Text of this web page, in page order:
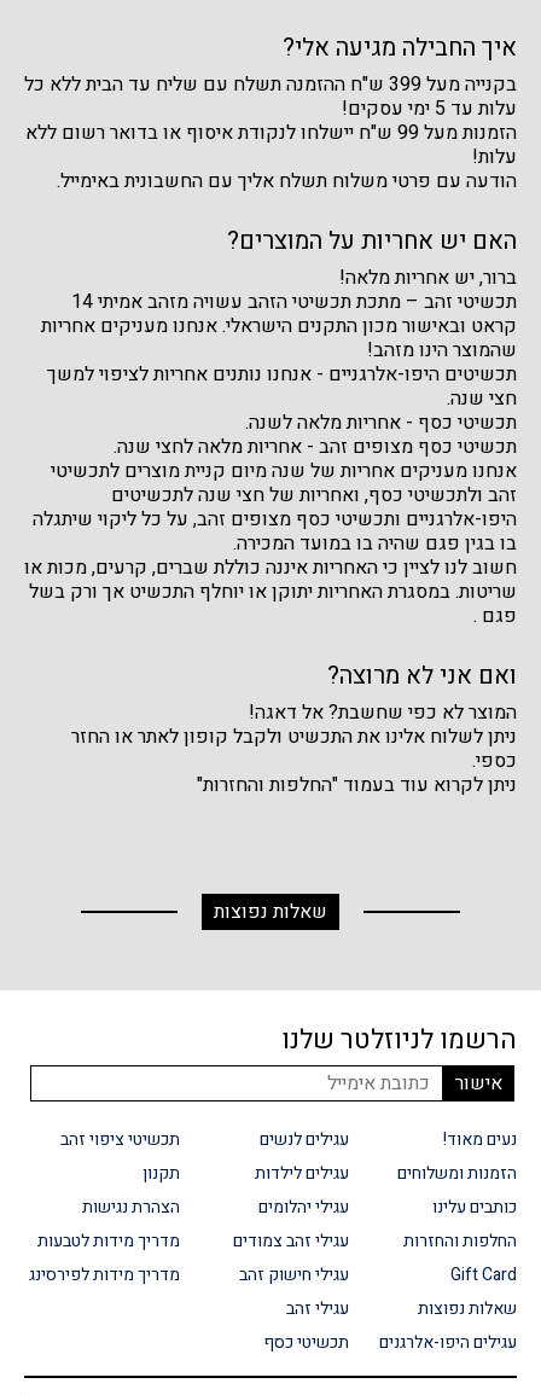
איך החבילה מגיעה אלי?
בקנייה מעל 399 ש"ח ההזמנה תשלח עם שליח עד הבית ללא כל
עלות עד 5 ימי עסקים!
הזמנות מעל 99 ש"ח יישלחו לנקודת איסוף או בדואר רשום ללא
עלות!
הודעה עם פרטי משלוח תשלח אליך עם החשבונית באימייל.
האם יש אחריות על המוצרים?
ברור, יש אחריות מלאה!
תכשיטי זהב – מתכת תכשיטי הזהב עשויה מזהב אמיתי 14
קראט ובאישור מכון התקנים הישראלי. אנחנו מעניקים אחריות
שהמוצר הינו מזהב!
תכשיטים היפו-אלרגניים - אנחנו נותנים אחריות לציפוי למשך
חצי שנה.
תכשיטי כסף - אחריות מלאה לשנה.
תכשיטי כסף מצופים זהב - אחריות מלאה לחצי שנה.
אנחנו מעניקים אחריות של שנה מיום קניית מוצרים לתכשיטי
זהב ולתכשיטי כסף, ואחריות של חצי שנה לתכשיטים
היפו-אלרגניים ותכשיטי כסף מצופים זהב, על כל ליקוי שיתגלה
בו בגין פגם שהיה בו במועד המכירה.
חשוב לנו לציין כי האחריות איננה כוללת שברים, קרעים, מכות או
שריטות. במסגרת האחריות יתוקן או יוחלף התכשיט אך ורק בשל
פגם .
ואם אני לא מרוצה?
המוצר לא כפי שחשבת? אל דאגה!
ניתן לשלוח אלינו את התכשיט ולקבל קופון לאתר או החזר
כספי.
ניתן לקרוא עוד בעמוד "החלפות והחזרות"
שאלות נפוצות
הרשמו לניוזלטר שלנו
נעים מאוד!
הזמנות ומשלוחים
כותבים עלינו
החלפות והחזרות
Gift Card
שאלות נפוצות
עגילים היפו-אלרגנים
עגילים לנשים
עגילים לילדות
עגילי יהלומים
עגילי זהב צמודים
עגילי חישוק זהב
עגילי זהב
תכשיטי כסף
תכשיטי ציפוי זהב
תקנון
הצהרת נגישות
מדריך מידות לטבעות
מדריך מידות לפירסינג